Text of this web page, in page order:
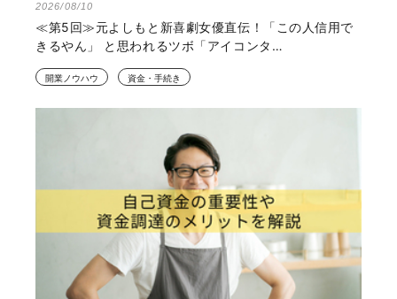
2026/08/10
≪第5回≫元よしもと新喜劇女優直伝！「この人信用で
きるやん」 と思われるツボ「アイコンタ…
開業ノウハウ 資金・手続き